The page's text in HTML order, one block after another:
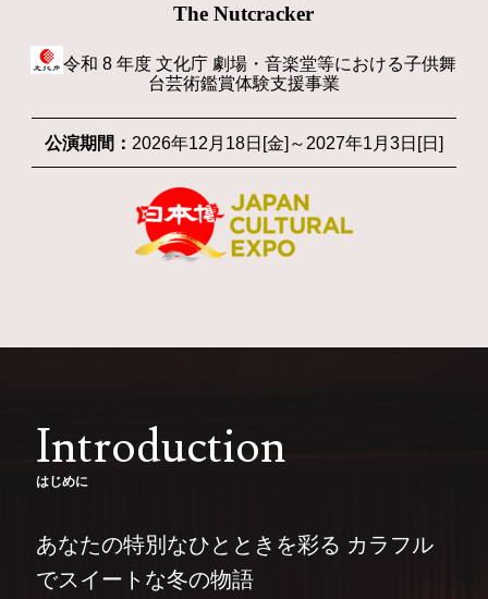
The Nutcracker
令和 8 年度 文化庁 劇場・音楽堂等における子供舞
台芸術鑑賞体験支援事業
公演期間： 2026年12月18日[金]～2027年1月3日[日]
Introduction
はじめに
あなたの特別なひとときを彩る カラフル
でスイートな冬の物語